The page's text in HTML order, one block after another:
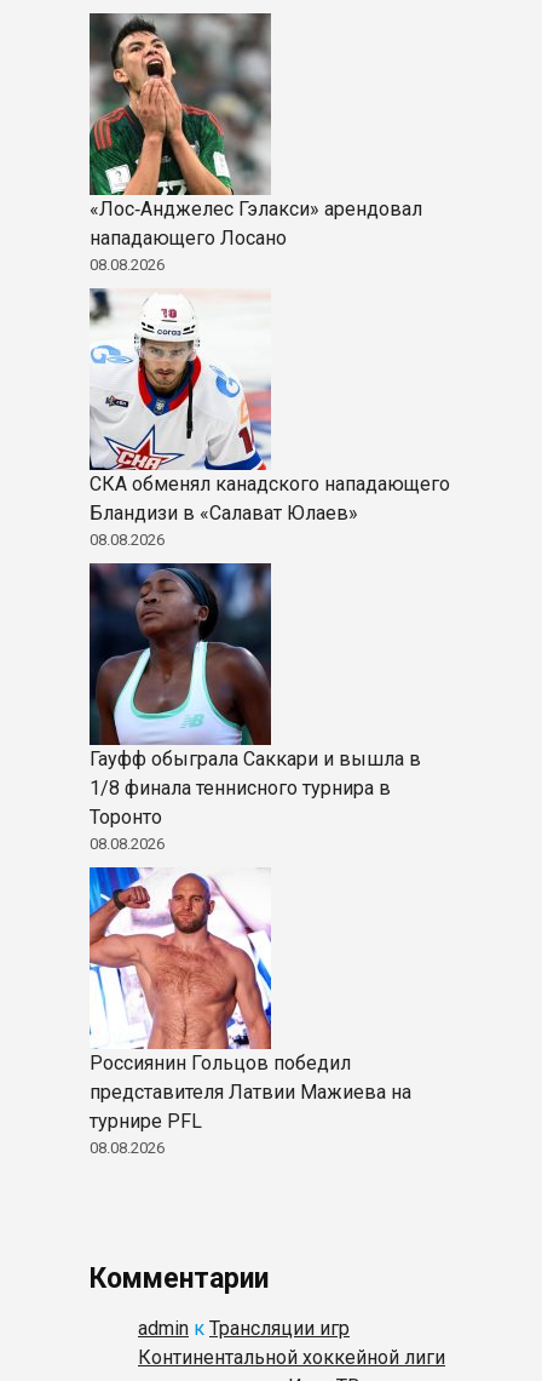
«Лос‑Анджелес Гэлакси» арендовал
нападающего Лосано
08.08.2026
СКА обменял канадского нападающего
Бландизи в «Салават Юлаев»
08.08.2026
Гауфф обыграла Саккари и вышла в
1/8 финала теннисного турнира в
Торонто
08.08.2026
Россиянин Гольцов победил
представителя Латвии Мажиева на
турнире PFL
08.08.2026
Комментарии
admin к Трансляции игр
Континентальной хоккейной лиги